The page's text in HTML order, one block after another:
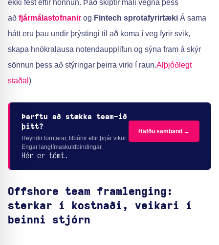
ekki fest eftir hönnun. Það skiptir máli vegna þess
að fjármálastofnanir og Fintech sprotafyrirtæki Á sama
hátt eru þau undir þrýstingi til að koma í veg fyrir svik,
skapa hnökralausa notendaupplifun og sýna fram á skýr
sönnun þess að stýringar þeirra virki í raun.Alþjóðlegt
staðal )
Þarftu að stækka team-ið
þitt?
Reyndir forritarar, tilbúnir eftir þrjár vikur.
Engar langtímaskuldbindingar.
Hér er tómt.
Hafðu samband →
Offshore team framlenging:
sterkar í kostnaði, veikari í
beinni stjórn